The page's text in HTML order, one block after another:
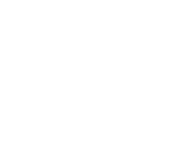
de
Academia
seu correo
de carácter